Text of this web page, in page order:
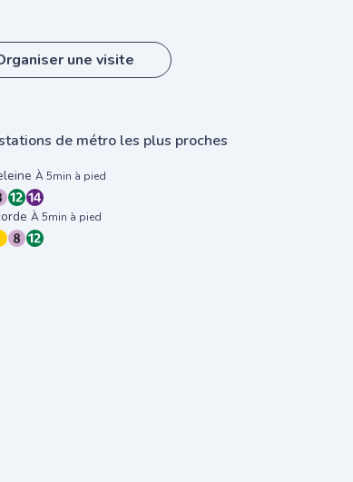
une visite
de métro les plus proches
À 5min à pied
À 5min à pied